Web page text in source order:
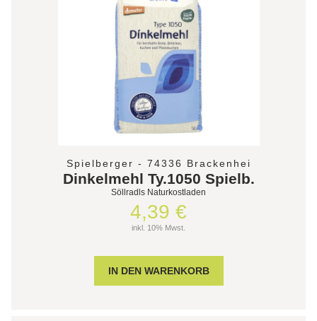
Spielberger - 74336 Brackenhei
Dinkelmehl Ty.1050 Spielb.
Söllradls Naturkostladen
4,39 €
inkl. 10% Mwst.